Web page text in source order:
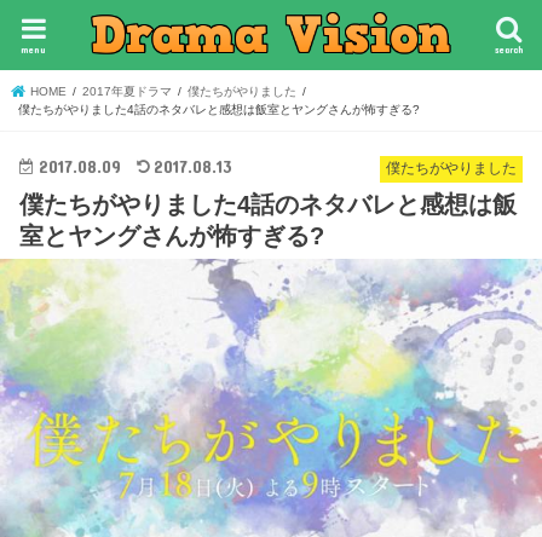
search
menu
HOME 2017年夏ドラマ
僕たちがやりました
僕たちがやりました4話のネタバレと感想は飯室とヤングさんが怖すぎる?
僕たちがやりました
2017.08.09 2017.08.13
僕たちがやりました4話のネタバレと感想は飯
室とヤングさんが怖すぎる?